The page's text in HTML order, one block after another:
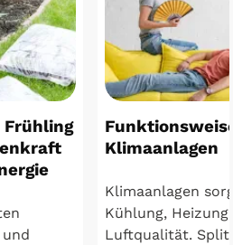
Klimaanlagen
Klimaanlagen
Kühlung,
Luftqualität.